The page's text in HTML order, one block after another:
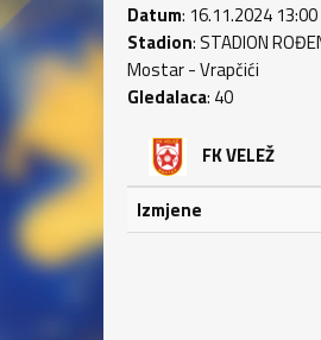
Datum: 16.11.2024 13:00
Stadion: STADION
Mostar - Vrapčići
Gledalaca: 40
FK VELEŽ
Izmjene